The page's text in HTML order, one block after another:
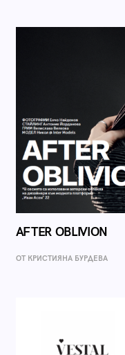
AFTER OBLIVION
ОТ КРИСТИЯНА БУРДЕВА